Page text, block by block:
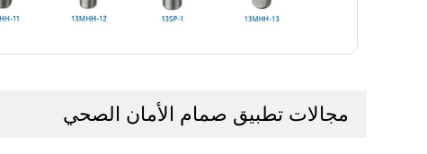
مجالات تطبيق صمام الأمان الصحي